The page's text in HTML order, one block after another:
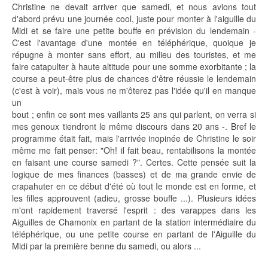
Christine ne devait arriver que samedi, et nous avions tout
d'abord prévu une journée cool, juste pour monter à l'aiguille du
Midi et se faire une petite bouffe en prévision du lendemain -
C'est l'avantage d'une montée en téléphérique, quoique je
répugne à monter sans effort, au milieu des touristes, et me
faire catapulter à haute altitude pour une somme exorbitante ; la
course a peut-être plus de chances d'être réussie le lendemain
(c'est à voir), mais vous ne m'ôterez pas l'idée qu'il en manque
un
bout ; enfin ce sont mes vaillants 25 ans qui parlent, on verra si
mes genoux tiendront le même discours dans 20 ans -. Bref le
programme était fait, mais l'arrivée inopinée de Christine le soir
même me fait penser: "Oh! il fait beau, rentabilisons la montée
en faisant une course samedi ?". Certes. Cette pensée suit la
logique de mes finances (basses) et de ma grande envie de
crapahuter en ce début d'été où tout Ie monde est en forme, et
les filles approuvent (adieu, grosse bouffe ...). Plusieurs idées
m'ont rapidement traversé l'esprit : des varappes dans les
Aiguilles de Chamonix en partant de la station intermédiaire du
téléphérique, ou une petite course en partant de l'Aiguille du
Midi par la première benne du samedi, ou alors ...